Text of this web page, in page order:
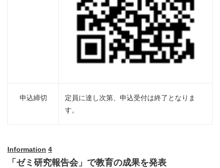
申込締切
定員に達し次第、申込受付は終了となりま
す。
Information 4
「ゼミ研究報告会」で教育の成果を発表